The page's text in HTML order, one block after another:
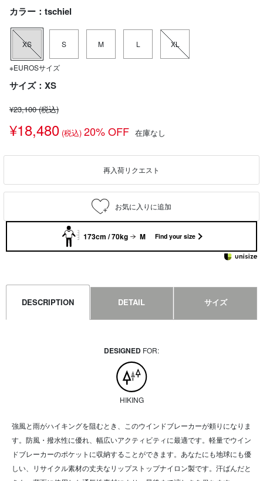
カラー：tschiel
XS S M L XL
※EUROSサイズ
サイズ：XS
¥23,100(税込)
¥18,480 (税込) 20% OFF 在庫なし
再入荷リクエスト
173cm / 70kg M Find your size
DESCRIPTION DETAIL サイズ
DESIGNED FOR:
HIKING
強風と雨がハイキングを阻むとき、このウインドブレーカーが頼りになりま
す。防風・撥水性に優れ、幅広いアクティビティに最適です。軽量でウイン
ドブレーカーのポケットに収納することができます。あなたにも地球にも優
しい、リサイクル素材の丈夫なリップストップナイロン製です。汗ばんだと